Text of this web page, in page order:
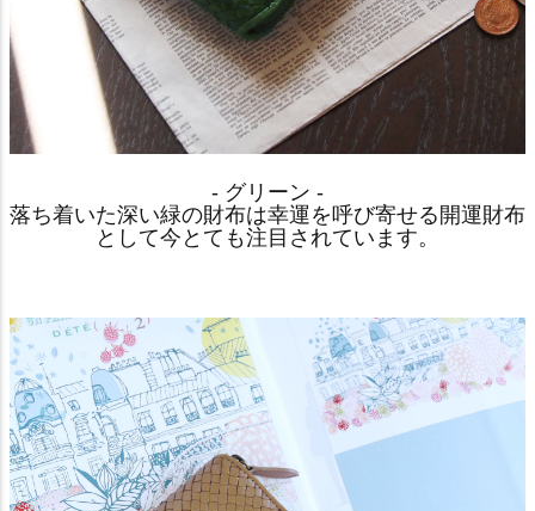
- グリーン -
落ち着いた深い緑の財布は幸運を呼び寄せる開運財布
として今とても注目されています。